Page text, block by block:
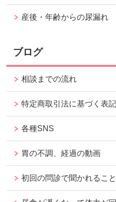
産後・年齢からの尿漏れ
ブログ
相談までの流れ
特定商取引法に基づく表記
各種SNS
胃の不調、経過の動画
初回の問診で聞かれること